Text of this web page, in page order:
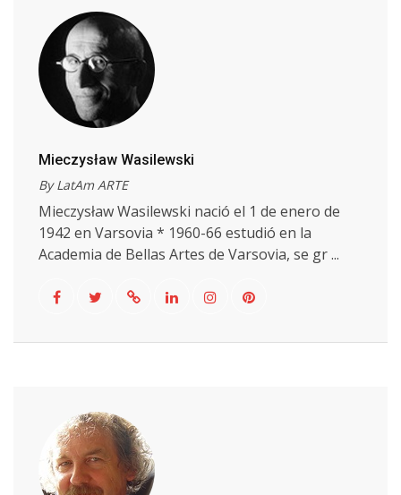
Mieczysław Wasilewski
By LatAm ARTE
Mieczysław Wasilewski nació el 1 de enero de
1942 en Varsovia * 1960-66 estudió en la
Academia de Bellas Artes de Varsovia, se gr ...